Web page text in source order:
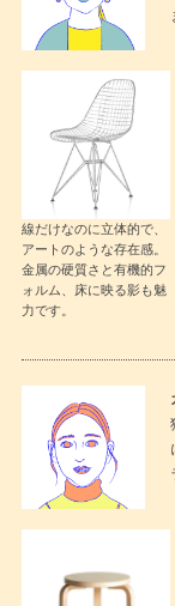
線だけなのに立体的で、
アートのような存在感。
金属の硬質さと有機的フ
ォルム、床に映る影も魅
力です。